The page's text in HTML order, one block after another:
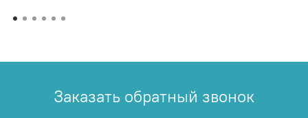
Заказать обратный звонок